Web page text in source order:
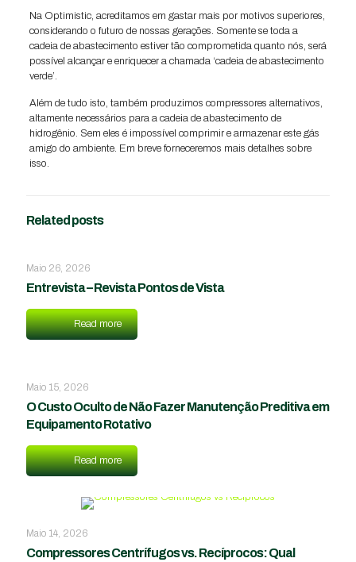
Na Optimistic, acreditamos em gastar mais por motivos superiores,
considerando o futuro de nossas gerações. Somente se toda a
cadeia de abastecimento estiver tão comprometida quanto nós, será
possível alcançar e enriquecer a chamada ‘cadeia de abastecimento
verde’.
Além de tudo isto, também produzimos compressores alternativos,
altamente necessários para a cadeia de abastecimento de
hidrogênio. Sem eles é impossível comprimir e armazenar este gás
amigo do ambiente. Em breve forneceremos mais detalhes sobre
isso.
Related posts
Maio 26, 2026
Entrevista – Revista Pontos de Vista
Read more
Maio 15, 2026
O Custo Oculto de Não Fazer Manutenção Preditiva em
Equipamento Rotativo
Read more
Maio 14, 2026
Compressores Centrífugos vs. Recíprocos: Qual